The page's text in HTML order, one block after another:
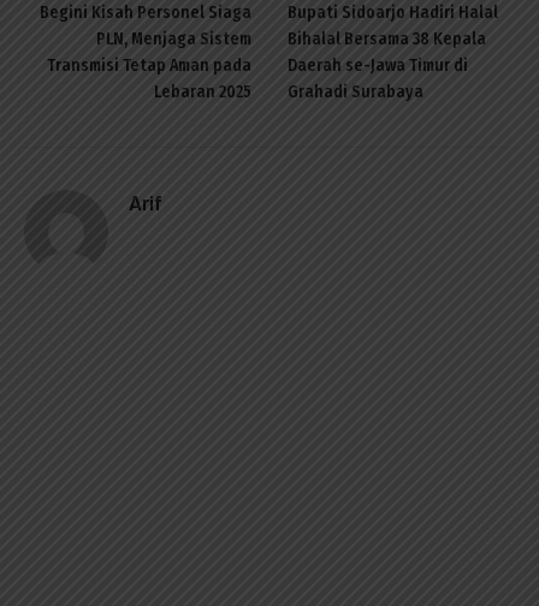
Begini Kisah Personel Siaga
PLN, Menjaga Sistem
Transmisi Tetap Aman pada
Lebaran 2025
Bupati Sidoarjo Hadiri Halal
Bihalal Bersama 38 Kepala
Daerah se-Jawa Timur di
Grahadi Surabaya
Arif